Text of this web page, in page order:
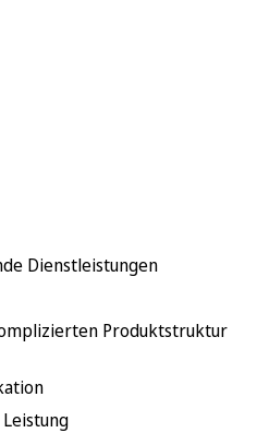
Dienstleistungen
Produktstruktur